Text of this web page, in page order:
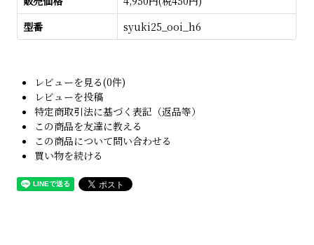
型番
syuki25_ooi_h6
レビューを見る(0件)
レビューを投稿
特定商取引法に基づく表記（返品等）
この商品を友達に教える
この商品について問い合わせる
買い物を続ける